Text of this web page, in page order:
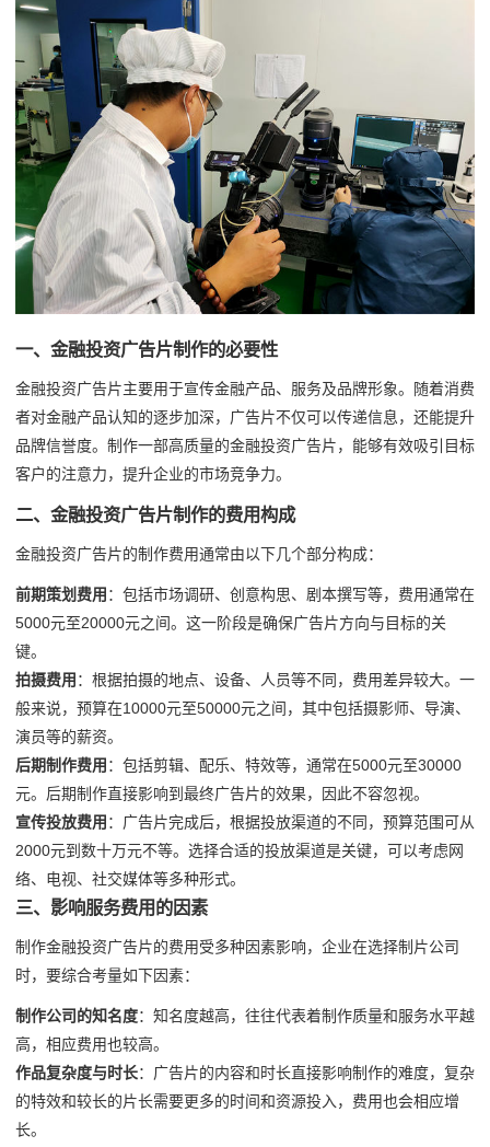
一、金融投资广告片制作的必要性
金融投资广告片主要用于宣传金融产品、服务及品牌形象。随着消费
者对金融产品认知的逐步加深，广告片不仅可以传递信息，还能提升
品牌信誉度。制作一部高质量的金融投资广告片，能够有效吸引目标
客户的注意力，提升企业的市场竞争力。
二、金融投资广告片制作的费用构成
金融投资广告片的制作费用通常由以下几个部分构成：
前期策划费用 ：包括市场调研、创意构思、剧本撰写等，费用通常在
5000元至20000元之间。这一阶段是确保广告片方向与目标的关
键。
拍摄费用 ：根据拍摄的地点、设备、人员等不同，费用差异较大。一
般来说，预算在10000元至50000元之间，其中包括摄影师、导演、
演员等的薪资。
后期制作费用 ：包括剪辑、配乐、特效等，通常在5000元至30000
元。后期制作直接影响到最终广告片的效果，因此不容忽视。
宣传投放费用 ：广告片完成后，根据投放渠道的不同，预算范围可从
2000元到数十万元不等。选择合适的投放渠道是关键，可以考虑网
络、电视、社交媒体等多种形式。
三、影响服务费用的因素
制作金融投资广告片的费用受多种因素影响，企业在选择制片公司
时，要综合考量如下因素：
制作公司的知名度：知名度越高，往往代表着制作质量和服务水平越
高，相应费用也较高。
作品复杂度与时长：广告片的内容和时长直接影响制作的难度，复杂
的特效和较长的片长需要更多的时间和资源投入，费用也会相应增
长。